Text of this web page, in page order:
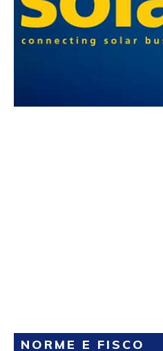
NORME E FISCO